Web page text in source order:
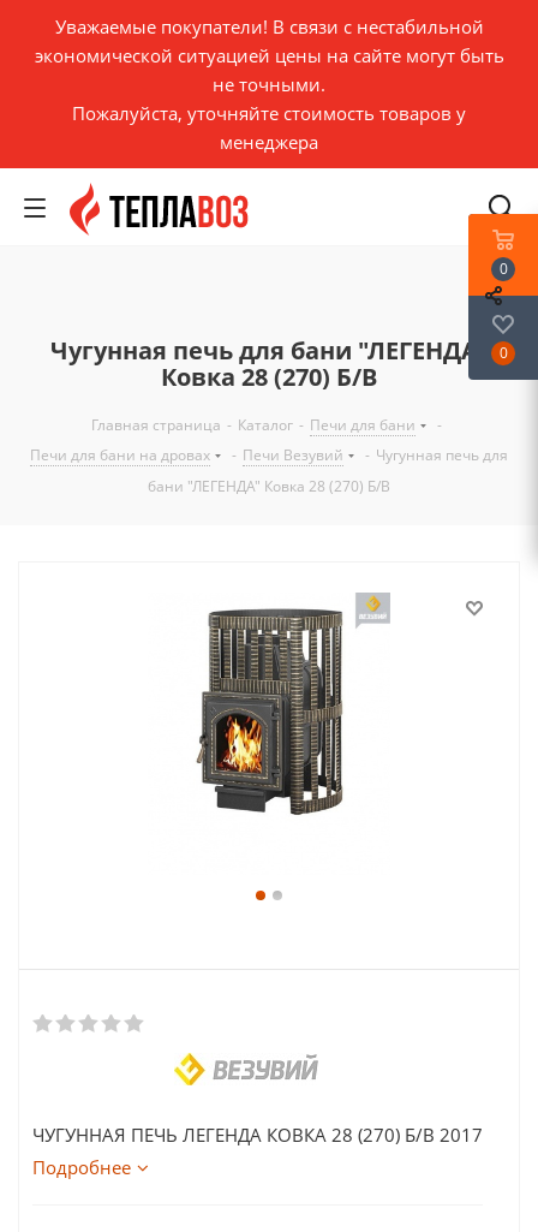
Уважаемые покупатели! В связи с нестабильной
экономической ситуацией цены на сайте могут быть
не точными.
Пожалуйста, уточняйте стоимость товаров у
менеджера
Чугунная печь для бани "ЛЕГЕНДА"
Ковка 28 (270) Б/В
Главная страница - Каталог - Печи для бани
-
Печи для бани на дровах
- Печи Везувий - Чугунная печь для
бани "ЛЕГЕНДА" Ковка 28 (270) Б/В
ЧУГУННАЯ ПЕЧЬ ЛЕГЕНДА КОВКА 28 (270) Б/В 2017
Подробнее
0
0